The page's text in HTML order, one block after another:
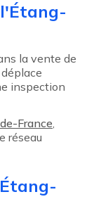
la vente de
inspection
France,
réseau